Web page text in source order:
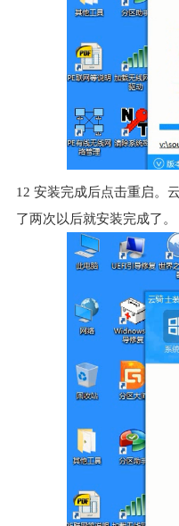
12 安装完成后点击重启。
了两次以后就安装完成了。